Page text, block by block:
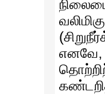
எனவே,